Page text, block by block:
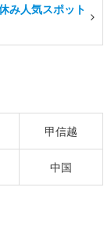
み人気スポット
甲信越
中国